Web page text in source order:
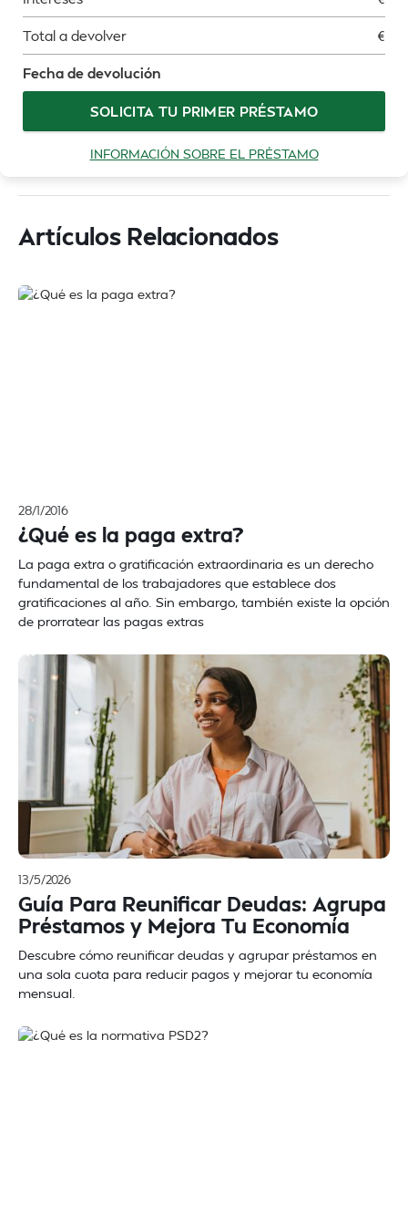
Total a devolver €
Fecha de devolución
SOLICITA TU PRIMER PRÉSTAMO
INFORMACIÓN SOBRE EL PRÉSTAMO
Artículos Relacionados
28/1/2016
¿Qué es la paga extra?
La paga extra o gratificación extraordinaria es un derecho
fundamental de los trabajadores que establece dos
gratificaciones al año. Sin embargo, también existe la opción
de prorratear las pagas extras
13/5/2026
Guía Para Reunificar Deudas: Agrupa
Préstamos y Mejora Tu Economía
Descubre cómo reunificar deudas y agrupar préstamos en
una sola cuota para reducir pagos y mejorar tu economía
mensual.